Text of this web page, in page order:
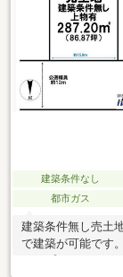
建築条件なし
都市ガス
建築条件無し売土
で建築が可能です